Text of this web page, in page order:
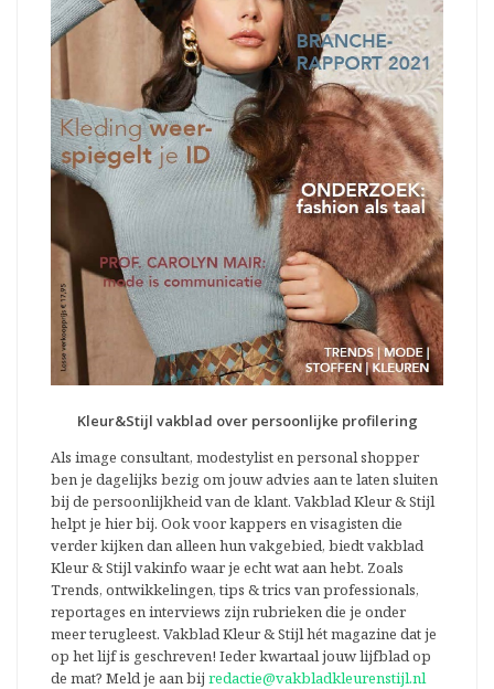
Kleur&Stijl vakblad over persoonlijke profilering
Als image consultant, modestylist en personal shopper
ben je dagelijks bezig om jouw advies aan te laten sluiten
bij de persoonlijkheid van de klant. Vakblad Kleur & Stijl
helpt je hier bij. Ook voor kappers en visagisten die
verder kijken dan alleen hun vakgebied, biedt vakblad
Kleur & Stijl vakinfo waar je echt wat aan hebt. Zoals
Trends, ontwikkelingen, tips & trics van professionals,
reportages en interviews zijn rubrieken die je onder
meer terugleest. Vakblad Kleur & Stijl hét magazine dat je
op het lijf is geschreven! Ieder kwartaal jouw lijfblad op
de mat? Meld je aan bij redactie@vakbladkleurenstijl.nl